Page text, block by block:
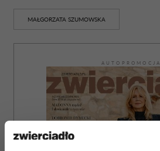
MAŁGORZATA SZUMOWSKA
AUTOPROMOCJA